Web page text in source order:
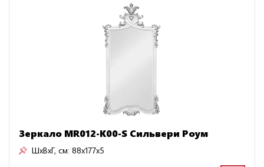
Зеркало MR012-K00-S Сильвери Роум
ШxВxГ, см: 88x177x5